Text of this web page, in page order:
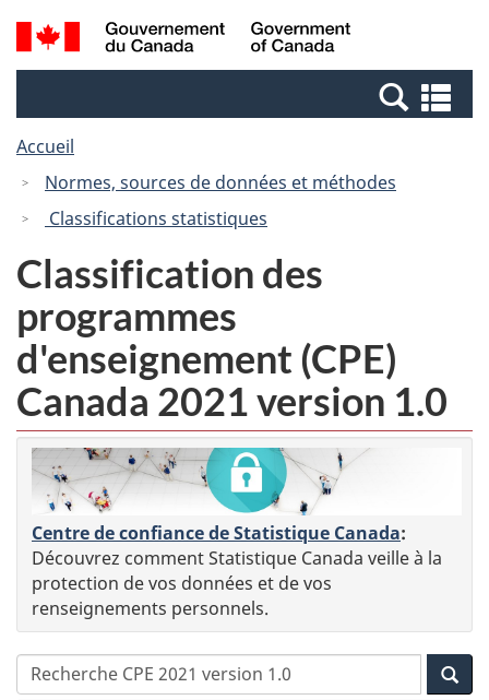
Passer
au
Passer
à
Canada
Recherche
et
et
Accueil
Normes, sources de données et méthodes
Classifications statistiques
Classification des
programmes
d'enseignement (CPE)
Canada 2021 version 1.0
Centre de confiance de Statistique Canada:
Découvrez comment Statistique Canada veille à la
protection de vos données et de vos
renseignements personnels.